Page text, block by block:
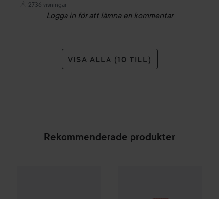
2736 visningar
Logga in för att lämna en kommentar
VISA ALLA (10 TILL)
Rekommenderade produkter